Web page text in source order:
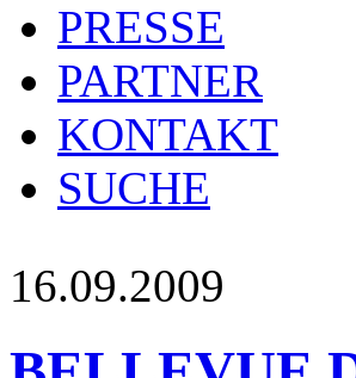
PRESSE
PARTNER
KONTAKT
SUCHE
16.09.2009